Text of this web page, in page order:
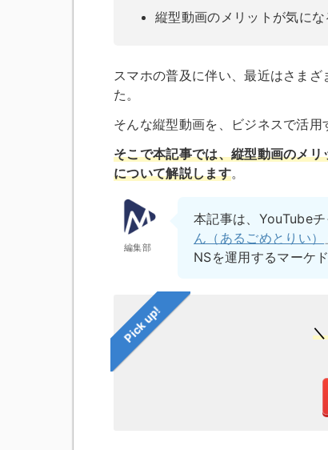
縦型動画のメリットが気にな
スマホの普及に伴い、最近はさま
た。
そんな縦型動画を、ビジネスで活用
そこで本記事では、縦型動画のメリ
について解説します。
編集部
本記事は、YouTube
ん（あるごめとりい）
NSを運用するマーケ
Pick up!